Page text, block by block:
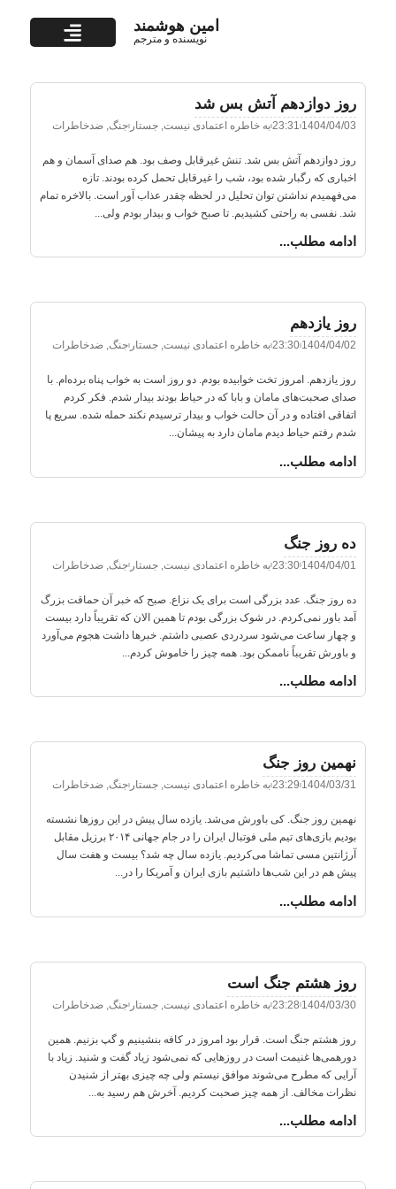
امین هوشمند
نویسنده و مترجم
روز دوازدهم آتش بس شد
1404/04/03
23:31به خاطره اعتمادی نیست, جستار جنگ, ضدخاطرات
روز دوازدهم آتش بس شد. تنش غیرقابل وصف بود. هم صدای آسمان و هم
اخباری که رگبار شده بود، شب را غیرقابل تحمل کرده بودند. تازه
می‌فهمیدم نداشتن توان تحلیل در لحظه چقدر عذاب آور است. بالاخره تمام
شد. نفسی به راحتی کشیدیم. تا صبح خواب و بیدار بودم ولی...
ادامه مطلب...
روز یازدهم
1404/04/02
23:30به خاطره اعتمادی نیست, جستار جنگ, ضدخاطرات
روز یازدهم. امروز تخت خوابیده بودم. دو روز است به خواب پناه برده‌ام. با
صدای صحبت‌های مامان و بابا که در حیاط بودند بیدار شدم. فکر کردم
اتفاقی افتاده و در آن حالت خواب و بیدار ترسیدم نکند حمله شده. سریع پا
شدم رفتم حیاط دیدم مامان دارد به پیشان...
ادامه مطلب...
ده روز جنگ
1404/04/01
23:30 به خاطره اعتمادی نیست جستار جنگ ضدخاطرات
ده روز جنگ. عدد بزرگی است برای یک نزاع. صبح که خبر آن حماقت بزرگ
آمد باور نمی‌کردم. در شوک بزرگی بودم تا همین الان که تقریباً دارد بیست
و چهار ساعت می‌شود سردردی عصبی داشتم. خبرها داشت هجوم می‌آورد
و باورش تقریباً ناممکن بود. همه چیز را خاموش کردم...
ادامه مطلب...
نهمین روز جنگ
1404/03/31
23:29به خاطره اعتمادی نیست, جستار جنگ, ضدخاطرات
نهمین روز جنگ. کی باورش می‌شد. یازده سال پیش در این روزها نشسته
بودیم بازی‌های تیم ملی فوتبال ایران را در جام جهانی ۲۰۱۴ برزیل مقابل
آرژانتین مسی تماشا می‌کردیم. یازده سال چه شد؟ بیست و هفت سال
پیش هم در این شب‌ها داشتیم بازی ایران و آمریکا را در...
ادامه مطلب...
روز هشتم جنگ است
1404/03/30
23:28 به خاطره اعتمادی نیست جستار جنگ ضدخاطرات
روز هشتم جنگ است. قرار بود امروز در کافه بنشینیم و گپ بزنیم. همین
دورهمی‌ها غنیمت است در روزهایی که نمی‌شود زیاد گفت و شنید. زیاد با
آرایی که مطرح می‌شوند موافق نیستم ولی چه چیزی بهتر از شنیدن
نظرات مخالف. از همه چیز صحبت کردیم. آخرش هم رسید به...
ادامه مطلب...